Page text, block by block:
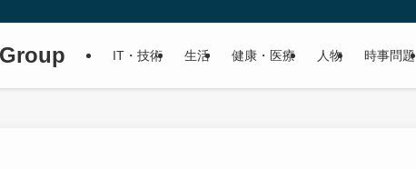
IT・技術 生活 健康・医療 人物 時事問題